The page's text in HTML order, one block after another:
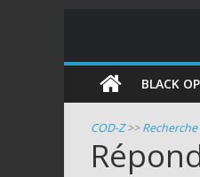
COD
Guides
BLACK
COD-Z>>